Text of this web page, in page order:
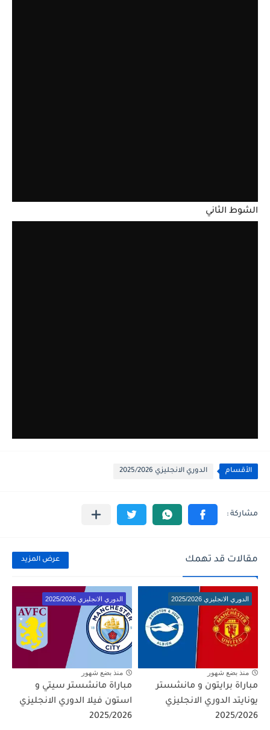
الشوط الثاني
الأقسام الدوري الانجليزي 2025/2026
مقالات قد تهمك عرض المزيد
الدوري الانجليزي 2025/2026
منذ بضع شهور
مباراة برايتون و مانشستر
يونايتد الدوري الانجليزي
2025/2026
الدوري الانجليزي 2025/2026
منذ بضع شهور
مباراة مانشستر سيتي و
استون فيلا الدوري الانجليزي
2025/2026